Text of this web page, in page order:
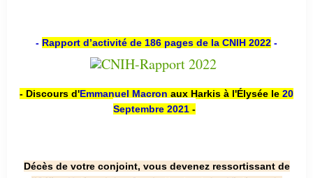
- Rapport d’activité de 186 pages de la CNIH 2022 -
- Discours d'Emmanuel Macron aux Harkis à l'Élysée le 20
Septembre 2021 -
Décès de votre conjoint, vous devenez ressortissant de